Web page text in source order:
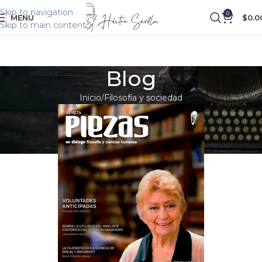
Skip to navigation
Skip to main content
MENÚ 0 $
Blog
Inicio Filosofía y sociedad